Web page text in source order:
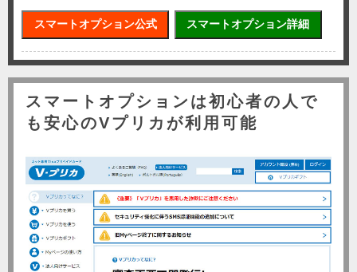
スマートオプション公式 スマートオプション詳細
スマートオプションは初心者の人で
も安心のVプリカが利用可能